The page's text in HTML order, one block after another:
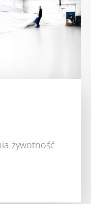
żywotność